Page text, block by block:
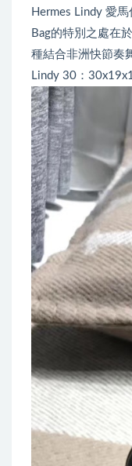
Hermes Lindy 愛
Bag的特別之處在
種結合非洲快節奏
Lindy 30：